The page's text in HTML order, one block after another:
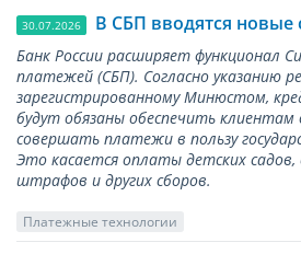
30.07.2026 В СБП вводятся новые
Банк России расширяет функционал
платежей (СБП). Согласно указанию
зарегистрированному Минюстом,
будут обязаны обеспечить
совершать платежи в пользу
Это касается оплаты детских садов,
штрафов и других сборов.
Платежные технологии